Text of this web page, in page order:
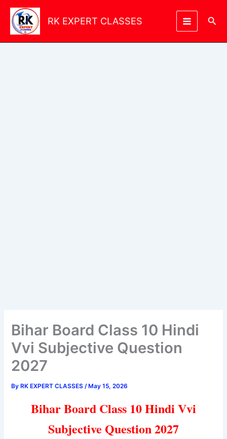
Skip
content
RK EXPERT CLASSES
Bihar Board Class 10 Hindi
Vvi Subjective Question
2027
By RK EXPERT CLASSES/ May 15, 2026
Bihar Board Class 10 Hindi Vvi
Subjective Question 2027